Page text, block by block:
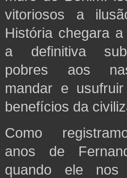
vitoriosos a
História chegara
a definitiva
pobres aos
mandar e
benefícios da
Como
anos de
quando ele nos